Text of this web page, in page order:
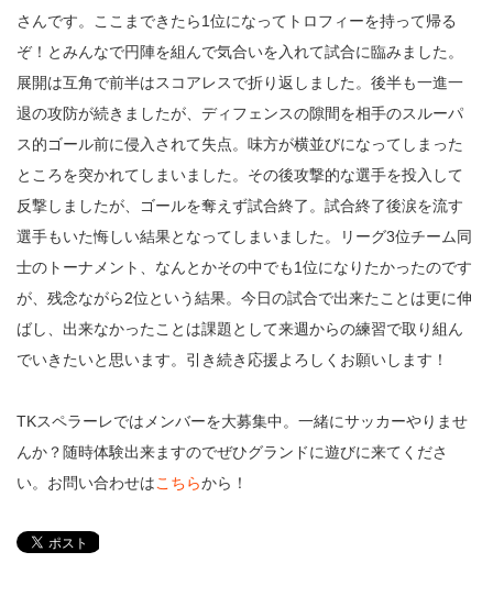
さんです。ここまできたら1位になってトロフィーを持って帰る
ぞ！とみんなで円陣を組んで気合いを入れて試合に臨みました。
展開は互角で前半はスコアレスで折り返しました。後半も一進一
退の攻防が続きましたが、ディフェンスの隙間を相手のスルーパ
ス的ゴール前に侵入されて失点。味方が横並びになってしまった
ところを突かれてしまいました。その後攻撃的な選手を投入して
反撃しましたが、ゴールを奪えず試合終了。試合終了後涙を流す
選手もいた悔しい結果となってしまいました。リーグ3位チーム同
士のトーナメント、なんとかその中でも1位になりたかったのです
が、残念ながら2位という結果。今日の試合で出来たことは更に伸
ばし、出来なかったことは課題として来週からの練習で取り組ん
でいきたいと思います。引き続き応援よろしくお願いします！
TKスペラーレではメンバーを大募集中。一緒にサッカーやりませ
んか？随時体験出来ますのでぜひグランドに遊びに来てくださ
い。お問い合わせはこちらから！